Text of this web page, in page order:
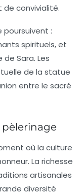
convivialité.
poursuivent :
spirituels, et
Sara. Les
de la statue
entre le sacré
où la culture
La richesse
artisanales
diversité